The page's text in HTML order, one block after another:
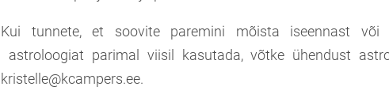
Kui tunnete, et soovite paremini mõista iseennast või
astroloogiat parimal viisil kasutada, võtke ühendust
kristelle@kcampers.ee.